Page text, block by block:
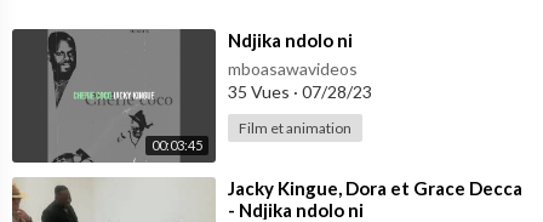
00:03:45
⁣Ndjika ndolo ni
mboasawavideos
35 Vues · 07/28/23
Film et animation
⁣Jacky Kingue, Dora et Grace Decca
- Ndjika ndolo ni